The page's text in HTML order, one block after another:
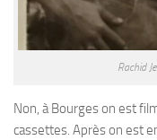
Rachid
Non, à Bourges on est
cassettes. Après on est